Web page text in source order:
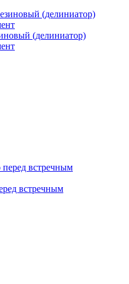
(делиниатор)
встречным